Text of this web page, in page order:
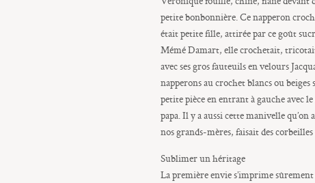
petite bonbonnière. Ce napperon
était petite fille, attirée par ce goût
Mémé Damart, elle crochetait,
avec ses gros fauteuils en velours
napperons au crochet blancs ou
petite pièce en entrant à gauche avec
papa. Il y a aussi cette manivelle
nos grands-mères, faisait des
Sublimer un héritage
La première envie s’imprime